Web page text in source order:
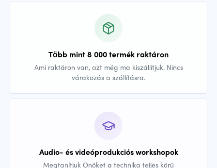
Több mint 8 000 termék raktáron
Ami raktáron van, azt még ma kiszállítjuk. Nincs
várakozás a szállításra.
Audio- és videóprodukciós workshopok
Megtanítjuk Önöket a technika teljes körű